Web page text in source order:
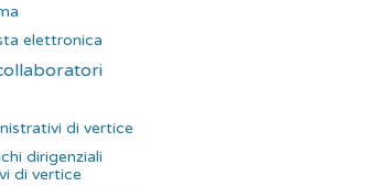
elettronica
di vertice
dirigenziali
di vertice